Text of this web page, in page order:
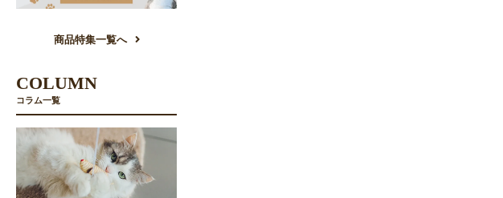
商品特集一覧へ
COLUMN
コラム一覧